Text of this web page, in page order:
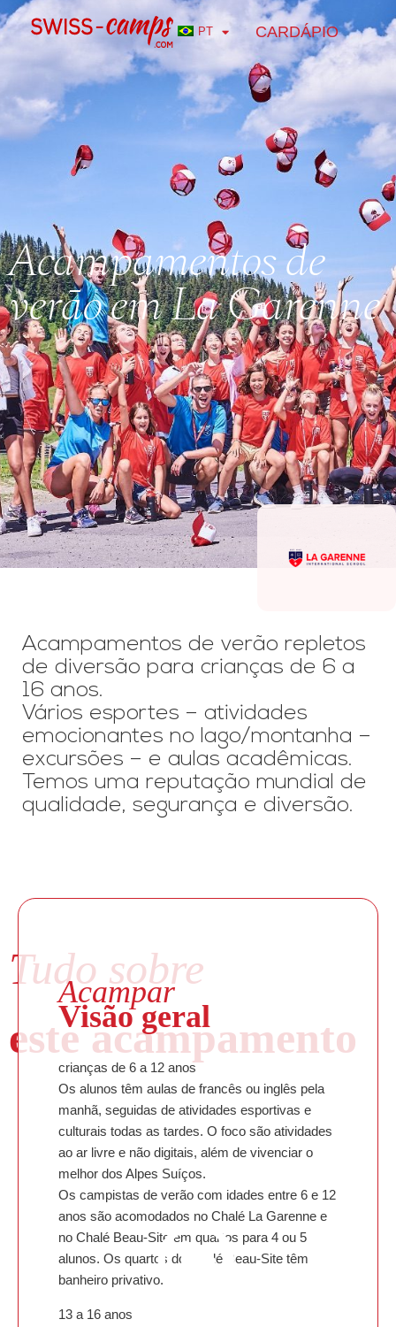
PT CARDÁPIO
Acampamentos de
verão em La Garenne
Acampamentos de verão repletos
de diversão para crianças de 6 a
16 anos.
Vários esportes – atividades
emocionantes no lago/montanha –
excursões – e aulas acadêmicas.
Temos uma reputação mundial de
qualidade, segurança e diversão.
Tudo sobre
este acampamento
Acampar
Visão geral
crianças de 6 a 12 anos
Os alunos têm aulas de francês ou inglês pela
manhã, seguidas de atividades esportivas e
culturais todas as tardes. O foco são atividades
ao ar livre e não digitais, além de vivenciar o
melhor dos Alpes Suíços.
Os campistas de verão com idades entre 6 e 12
anos são acomodados no Chalé La Garenne e
no Chalé Beau-Site em quartos para 4 ou 5
alunos. Os quartos do Chalé Beau-Site têm
banheiro privativo.
13 a 16 anos